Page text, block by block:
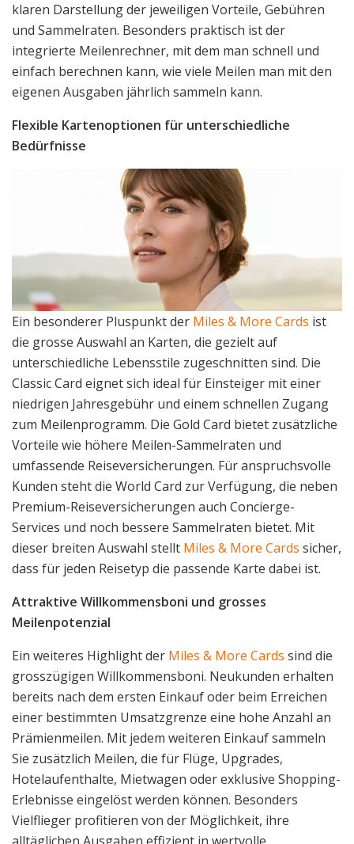
klaren Darstellung der jeweiligen Vorteile, Gebühren
und Sammelraten. Besonders praktisch ist der
integrierte Meilenrechner, mit dem man schnell und
einfach berechnen kann, wie viele Meilen man mit den
eigenen Ausgaben jährlich sammeln kann.
Flexible Kartenoptionen für unterschiedliche
Bedürfnisse
Ein besonderer Pluspunkt der Miles & More Cards ist
die grosse Auswahl an Karten, die gezielt auf
unterschiedliche Lebensstile zugeschnitten sind. Die
Classic Card eignet sich ideal für Einsteiger mit einer
niedrigen Jahresgebühr und einem schnellen Zugang
zum Meilenprogramm. Die Gold Card bietet zusätzliche
Vorteile wie höhere Meilen-Sammelraten und
umfassende Reiseversicherungen. Für anspruchsvolle
Kunden steht die World Card zur Verfügung, die neben
Premium-Reiseversicherungen auch Concierge-
Services und noch bessere Sammelraten bietet. Mit
dieser breiten Auswahl stellt Miles & More Cards sicher,
dass für jeden Reisetyp die passende Karte dabei ist.
Attraktive Willkommensboni und grosses
Meilenpotenzial
Ein weiteres Highlight der Miles & More Cards sind die
grosszügigen Willkommensboni. Neukunden erhalten
bereits nach dem ersten Einkauf oder beim Erreichen
einer bestimmten Umsatzgrenze eine hohe Anzahl an
Prämienmeilen. Mit jedem weiteren Einkauf sammeln
Sie zusätzlich Meilen, die für Flüge, Upgrades,
Hotelaufenthalte, Mietwagen oder exklusive Shopping-
Erlebnisse eingelöst werden können. Besonders
Vielflieger profitieren von der Möglichkeit, ihre
alltäglichen Ausgaben effizient in wertvolle